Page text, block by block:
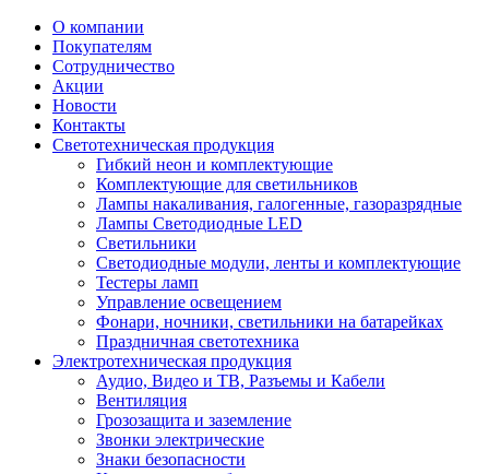
О компании
Покупателям
Сотрудничество
Акции
Новости
Контакты
Светотехническая продукция
Гибкий неон и комплектующие
Комплектующие для светильников
Лампы накаливания, галогенные, газоразрядные
Лампы Светодиодные LED
Светильники
Светодиодные модули, ленты и комплектующие
Тестеры ламп
Управление освещением
Фонари, ночники, светильники на батарейках
Праздничная светотехника
Электротехническая продукция
Аудио, Видео и ТВ, Разъемы и Кабели
Вентиляция
Грозозащита и заземление
Звонки электрические
Знаки безопасности